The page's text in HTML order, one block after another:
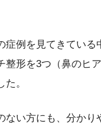
症例を見てきてい
整形を3つ（鼻のヒ
。
ない方にも、分か